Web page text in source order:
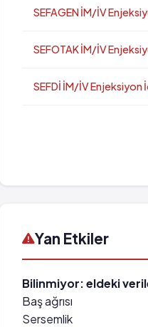
SEFAGEN İM/İV
SEFOTAK İM/İV
SEFDİ İM/İV
Yan Etkiler
Bilinmiyor: eldeki
Baş ağrısı
Sersemlik